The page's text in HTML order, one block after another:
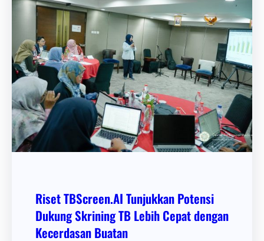
Riset TBScreen.AI Tunjukkan Potensi
Dukung Skrining TB Lebih Cepat dengan
Kecerdasan Buatan